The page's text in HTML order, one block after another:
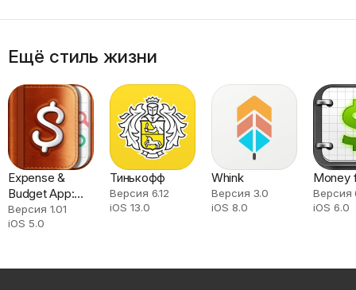
Ещё стиль жизни
Expense &
Budget App:
Spendee
Версия 1.01
iOS 5.0
Тинькофф
Версия 6.12
iOS 13.0
Whink
Версия 3.0
iOS 8.0
Money
Версия
iOS 6.0